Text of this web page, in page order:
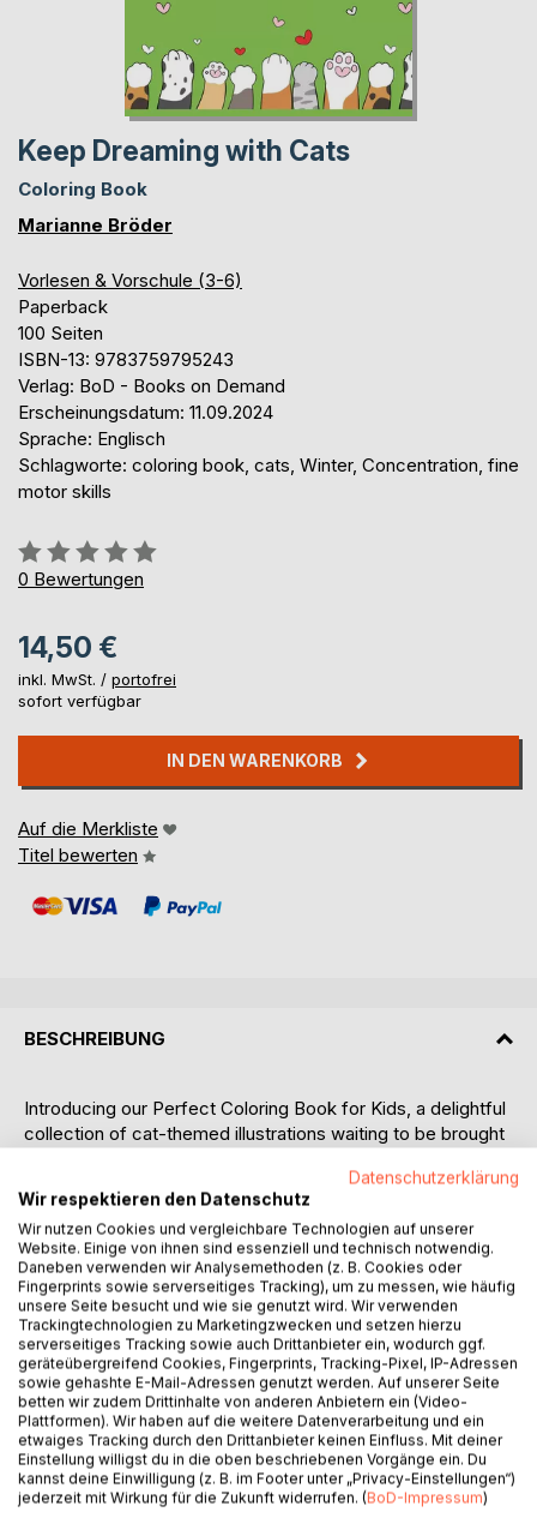
Keep Dreaming with Cats
Coloring Book
Marianne Bröder
Vorlesen & Vorschule (3-6)
Paperback
100 Seiten
ISBN-13: 9783759795243
Verlag: BoD - Books on Demand
Erscheinungsdatum: 11.09.2024
Sprache: Englisch
Schlagworte: coloring book, cats, Winter, Concentration, fine
motor skills
Bewertung::
0%
0 Bewertungen
14,50 €
inkl. MwSt. / portofrei
sofort verfügbar
IN DEN WARENKORB
Auf die Merkliste
Titel bewerten
BESCHREIBUNG
Introducing our Perfect Coloring Book for Kids, a delightful
collection of cat-themed illustrations waiting to be brought
48 adorable and playful cat pictures, each page offering a
new furry friend to color in. Perfect for young artists, the
simple yet engaging designs are ideal for children of all
ages.
Coloring is not only fun but also beneficial for children in
many ways. It boosts creativity, improves fine motor skills,
enhances concentration, and supports emotional
development. As kids experiment with colors and patterns,
they strengthen their hand-eye coordination, improve their
visual perception, and gain a sense of accomplishment.
To make this book even more special, it includes 5
delightful cat-themed stories that are perfect for bedtime
or quiet reading time. Each page has a white back, ensuring
that colors do not bleed through and allowing your child to
Datenschutzerklärung
Wir respektieren den Datenschutz
Wir nutzen Cookies und vergleichbare Technologien auf unserer
Website. Einige von ihnen sind essenziell und technisch notwendig.
Daneben verwenden wir Analysemethoden (z. B. Cookies oder
Fingerprints sowie serverseitiges Tracking), um zu messen, wie häufig
unsere Seite besucht und wie sie genutzt wird. Wir verwenden
Trackingtechnologien zu Marketingzwecken und setzen hierzu
serverseitiges Tracking sowie auch Drittanbieter ein, wodurch ggf.
geräteübergreifend Cookies, Fingerprints, Tracking-Pixel, IP-Adressen
sowie gehashte E-Mail-Adressen genutzt werden. Auf unserer Seite
betten wir zudem Drittinhalte von anderen Anbietern ein (Video-
Plattformen). Wir haben auf die weitere Datenverarbeitung und ein
etwaiges Tracking durch den Drittanbieter keinen Einfluss. Mit deiner
Einstellung willigst du in die oben beschriebenen Vorgänge ein. Du
kannst deine Einwilligung (z. B. im Footer unter „Privacy-Einstellungen“)
jederzeit mit Wirkung für die Zukunft widerrufen. (BoD-Impressum)